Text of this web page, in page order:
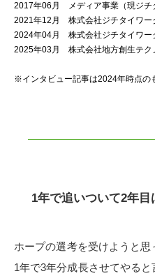
2017年06月 メディア事業（現ジチ
2021年12月 株式会社ジチタイワー
2024年04月 株式会社ジチタイワー
2025年03月 株式会社地方創生テ
※インタビュー記事は2024年時点の
1年で追いついて2年
ホープの選考を受けようと
1年で3年分成長させてやる